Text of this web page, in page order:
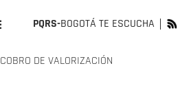
PQRS-BOGOTÁ TE ESCUCHA
COBRO DE VALORIZACIÓN